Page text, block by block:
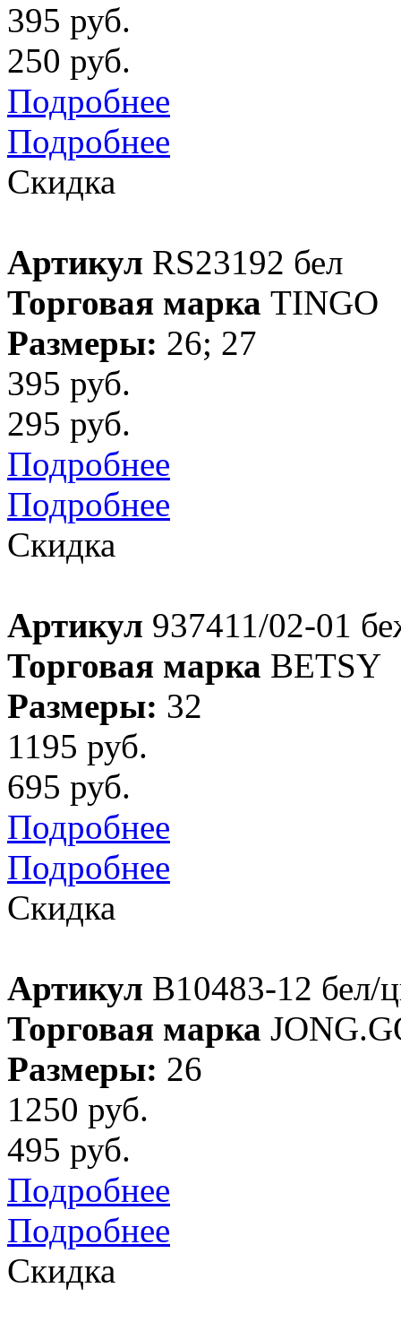
395 руб.
250 руб.
Подробнее
Подробнее
Скидка
Артикул RS23192 бел
Торговая марка TINGO
Размеры: 26; 27
395 руб.
295 руб.
Подробнее
Подробнее
Скидка
Артикул 937411/02-01
Торговая марка BETSY
Размеры: 32
1195 руб.
695 руб.
Подробнее
Подробнее
Скидка
Артикул B10483-12 бел/
Торговая марка
Размеры: 26
1250 руб.
495 руб.
Подробнее
Подробнее
Скидка